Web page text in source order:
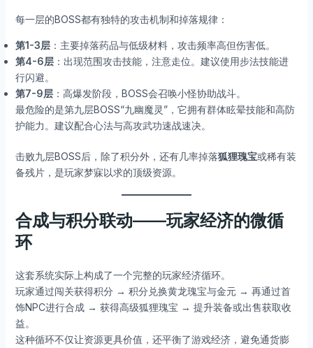
每一层的BOSS都有独特的攻击机制和掉落规律：
第1-3层：主要掉落药品与低级材料，攻击频率高但伤害低。
第4-6层：出现范围攻击技能，注意走位。建议使用步法技能进
行闪避。
第7-9层：高爆发阶段，BOSS会召唤小怪协助战斗。
最危险的是第九层BOSS“九幽魔灵”，它拥有群体眩晕技能和高防
护能力。建议配合心法与高攻武功速战速决。
击败九层BOSS后，除了积分外，还有几率掉落狐狸瑰宝或稀有装
备残片，是玩家梦寐以求的顶级资源。
合成与积分联动——玩家经济的微循
环
这套系统实际上构成了一个完整的玩家经济循环。
玩家通过闯关获得积分 → 积分兑换黄龙瑰宝与金元 → 再通过首
饰NPC进行合成 → 获得高级狐狸瑰宝 → 提升装备或出售获取收
益。
这种循环不仅让资源更具价值，还平衡了游戏经济，避免通货膨